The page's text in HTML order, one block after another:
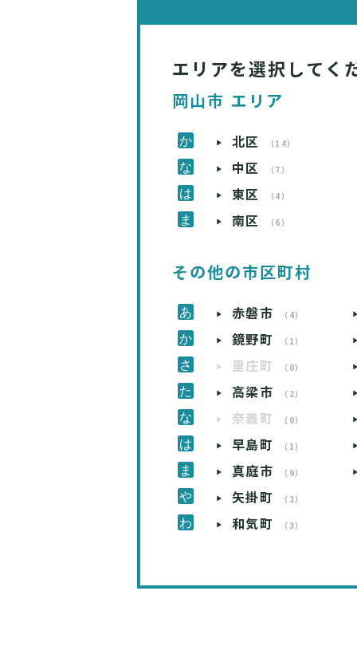
エリアを選択してく
岡山市 エリア
北区 （14）
中区 （7）
東区 （4）
南区 （6）
その他の市区町村
赤磐市 （4）
鏡野町 （1）
里庄町 （0）
高梁市 （2）
奈義町 （0）
早島町 （1）
真庭市 （9）
矢掛町 （2）
和気町 （3）